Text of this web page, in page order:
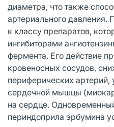
диаметра, что также
артериального
к классу препаратов,
ингибиторами
фермента. Его действие
кровеносных сосудов,
периферических
сердечной мышцы
на сердце.
периндоприла эрбумина